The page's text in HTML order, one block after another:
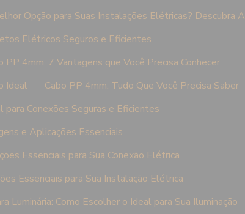
Opção para Suas Instalações Elétricas? Descubra
Elétricos Seguros e Eficientes
PP 4mm: 7 Vantagens que Você Precisa Conhecer
Ideal
Cabo PP 4mm: Tudo Que Você Precisa Saber
Conexões Seguras e Eficientes
e Aplicações Essenciais
Essenciais para Sua Conexão Elétrica
Essenciais para Sua Instalação Elétrica
Luminária: Como Escolher o Ideal para Sua Iluminação